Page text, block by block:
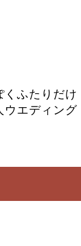
くふたりだけ
ウエディング